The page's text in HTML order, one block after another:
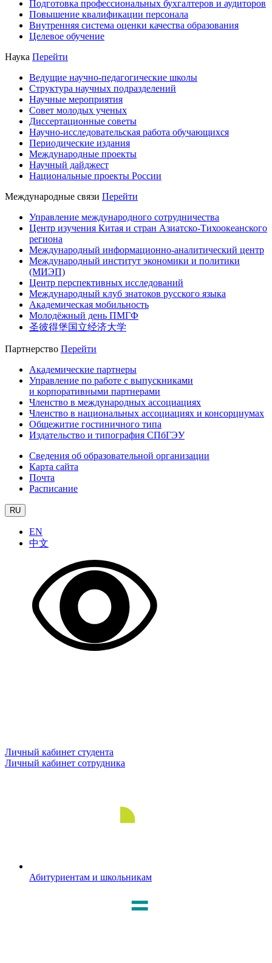
Подготовка профессиональных бухгалтеров и аудиторов
Повышение квалификации персонала
Внутренняя система оценки качества образования
Целевое обучение
Наука Перейти
Ведущие научно-педагогические школы
Структура научных подразделений
Научные мероприятия
Совет молодых ученых
Диссертационные советы
Научно-исследовательская работа обучающихся
Периодические издания
Международные проекты
Научный дайджест
Национальные проекты России
Международные связи Перейти
Управление международного сотрудничества
Центр изучения Китая и стран Азиатско-Тихоокеанского
региона
Международный информационно-аналитический центр
Международный институт экономики и политики
(МИЭП)
Центр перспективных исследований
Международный клуб знатоков русского языка
Академическая мобильность
Молодёжный день ПМГФ
圣彼得堡国立经济大学
Партнерство Перейти
Академические партнеры
Управление по работе с выпускниками
и корпоративными партнерами
Членство в международных ассоциациях
Членство в национальных ассоциациях и консорциумах
Общежитие гостиничного типа
Издательство и типография СПбГЭУ
Сведения об образовательной организации
Карта сайта
Почта
Расписание
RU
EN
中文
Личный кабинет студента
Личный кабинет сотрудника
Абитуриентам и школьникам